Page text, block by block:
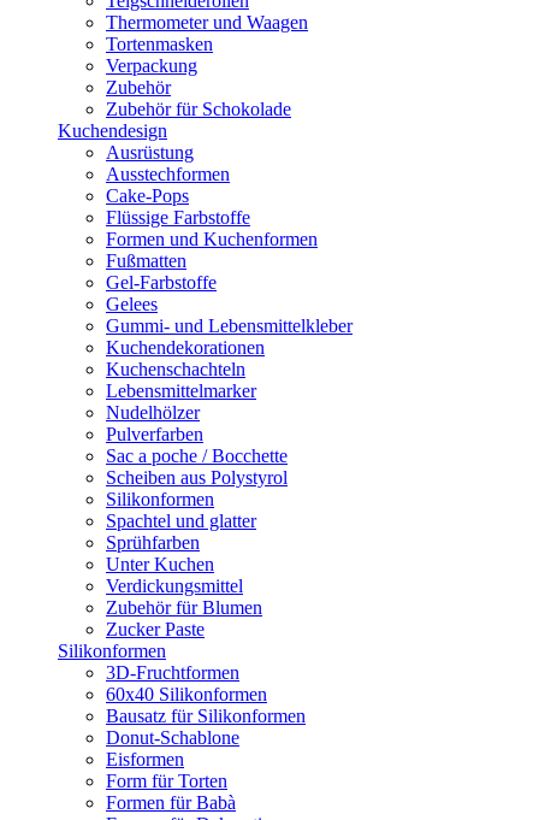
Thermometer und Waagen
Tortenmasken
Verpackung
Zubehör
Zubehör für Schokolade
Kuchendesign
Ausrüstung
Ausstechformen
Cake-Pops
Flüssige Farbstoffe
Formen und Kuchenformen
Fußmatten
Gel-Farbstoffe
Gelees
Gummi- und Lebensmittelkleber
Kuchendekorationen
Kuchenschachteln
Lebensmittelmarker
Nudelhölzer
Pulverfarben
Sac a poche / Bocchette
Scheiben aus Polystyrol
Silikonformen
Spachtel und glatter
Sprühfarben
Unter Kuchen
Verdickungsmittel
Zubehör für Blumen
Zucker Paste
Silikonformen
3D-Fruchtformen
60x40 Silikonformen
Bausatz für Silikonformen
Donut-Schablone
Eisformen
Form für Torten
Formen für Babà